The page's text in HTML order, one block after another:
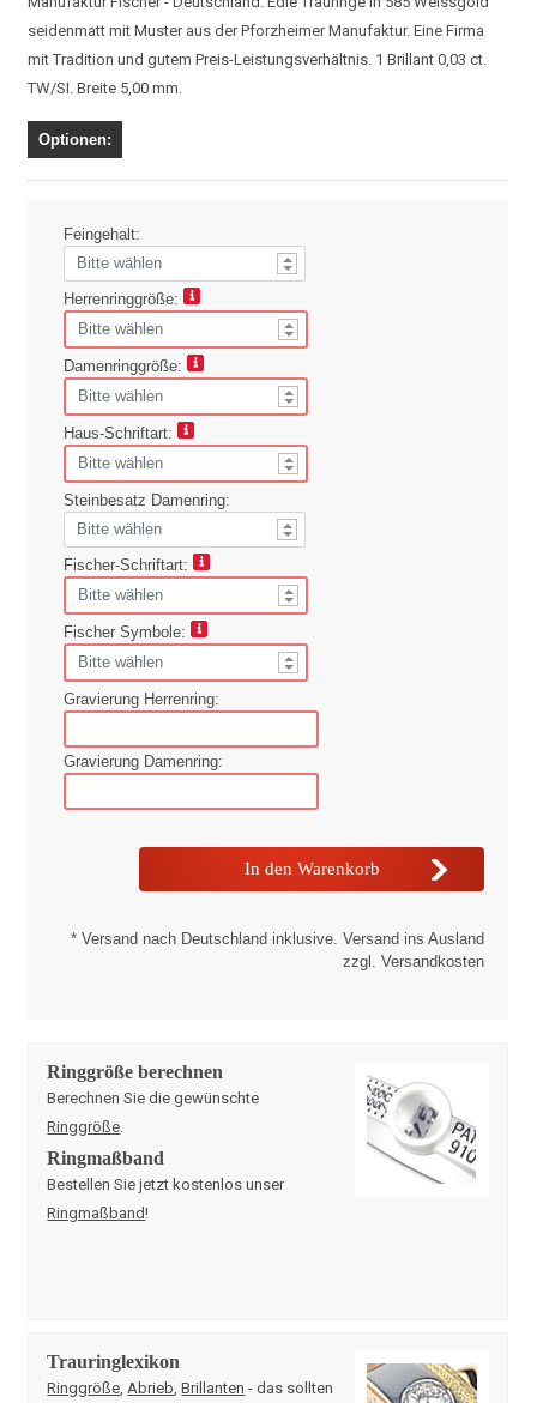
seidenmatt mit Muster aus der Pforzheimer Manufaktur. Eine Firma
mit Tradition und gutem Preis-Leistungsverhältnis. 1 Brillant 0,03 ct.
TW/SI. Breite 5,00 mm.
Optionen:
Feingehalt:
Herrenringgröße:
Damenringgröße:
Haus-Schriftart:
Steinbesatz Damenring:
Fischer-Schriftart:
Fischer Symbole:
Gravierung Herrenring:
Gravierung Damenring:
* Versand nach Deutschland inklusive. Versand ins Ausland
zzgl. Versandkosten
Ringgröße berechnen
Berechnen Sie die gewünschte
Ringgröße
Ringmaßband
Bestellen Sie jetzt kostenlos unser
Ringmaßband!
Trauringlexikon
Ringgröße Abrieb ,Brillanten - das sollten